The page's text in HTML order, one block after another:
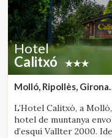
Hotel
Calitxó
Molló, Ripollès, Girona
L’Hotel Calitxó, a
hotel de muntanya
d’esquí Vallter 2000.